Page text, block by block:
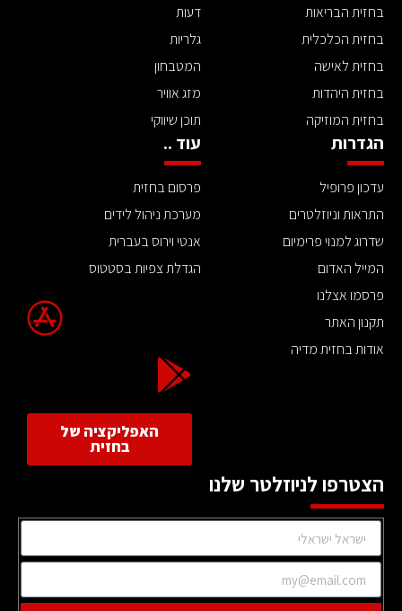
בחזית הבריאות
בחזית הכלכלית
בחזית לאישה
בחזית היהדות
בחזית המוזיקה
דעות
גלריות
המטבחון
מזג אוויר
תוכן שיווקי
הגדרות
עדכון פרופיל
התראות וניוזלטרים
שדרוג למנוי פרימיום
המייל האדום
פרסמו אצלנו
תקנון האתר
אודות בחזית מדיה
עוד ..
פרסום בחזית
מערכת ניהול לידים
אנטי וירוס בעברית
הגדלת צפיות בסטטוס
האפליקציה של
בחזית
הצטרפו לניוזלטר שלנו